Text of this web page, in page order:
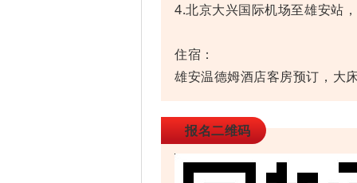
4.北京大兴国际机场至雄安站
住宿：
雄安温德姆酒店客房预订，大
报名二维码